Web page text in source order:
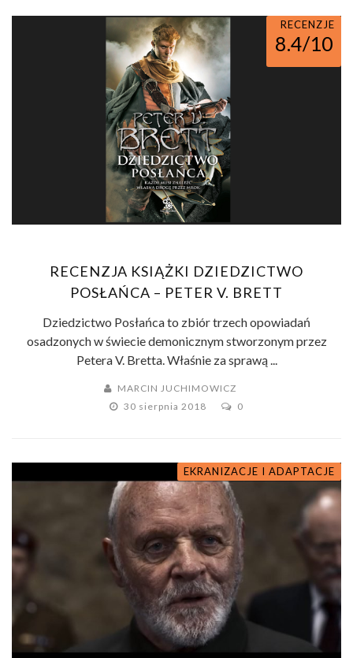
RECENZJE
8.4/10
RECENZJA KSIĄŻKI DZIEDZICTWO
POSŁAŃCA – PETER V. BRETT
Dziedzictwo Posłańca to zbiór trzech opowiadań
osadzonych w świecie demonicznym stworzonym przez
Petera V. Bretta. Właśnie za sprawą ...
MARCIN JUCHIMOWICZ
30 sierpnia 2018
0
EKRANIZACJE I ADAPTACJE